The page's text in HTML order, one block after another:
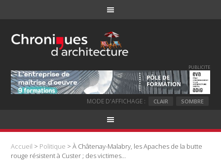
PUBLICITE
MODE D'AFFICHAGE : CLAIR SOMBRE
Accueil > Politique > À Châtenay-Malabry, les Apaches de la butte
rouge résistent à Custer ; des victimes…